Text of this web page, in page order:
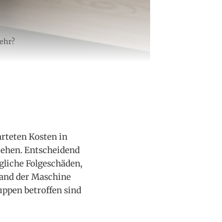
Kosten in
Entscheidend
Folgeschäden,
der Maschine
betroffen sind